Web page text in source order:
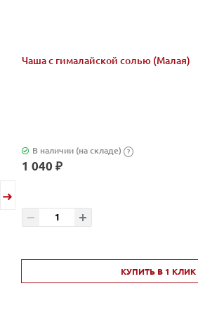
Чаша с гималайской солью (Малая)
В наличии (на складе) ?
1 040 ₽
КУПИТЬ В 1 КЛИК